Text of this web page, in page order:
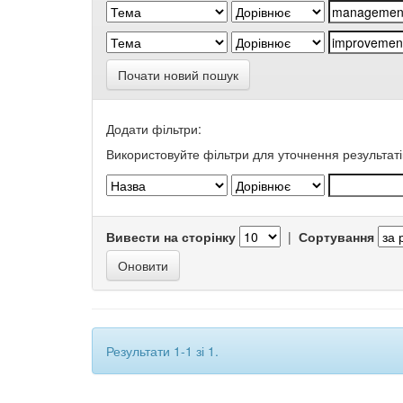
Почати новий пошук
Додати фільтри:
Використовуйте фільтри для уточнення
Вивести на сторінку | Сортування
Результати 1-1 зі 1.